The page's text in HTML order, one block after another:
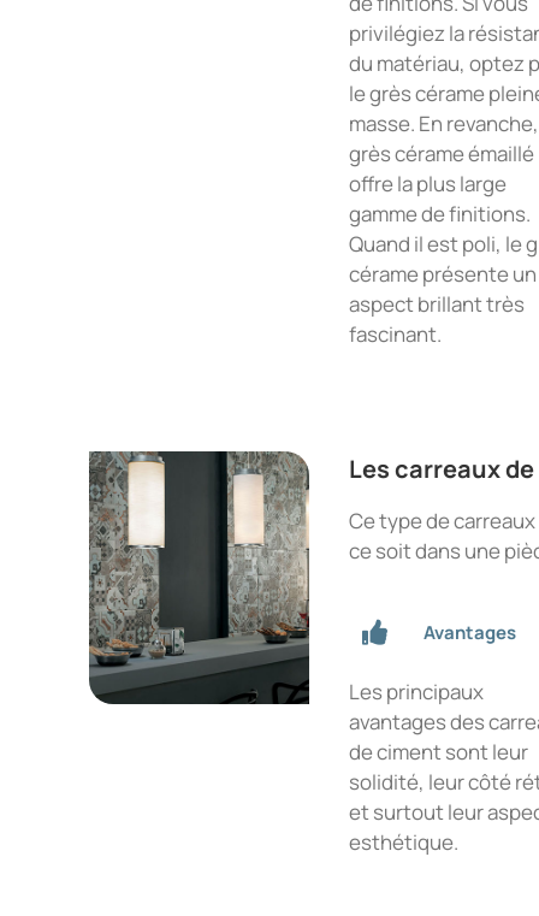
privilégiez la
du matériau, optez
le grès cérame
masse. En
grès cérame émaillé
offre la plus large
gamme de finitions.
Quand il est poli, le
cérame présente un
aspect brillant très
fascinant.
Les carreaux
Ce type de
ce soit dans une
Avantages
Les principaux
avantages des
de ciment sont leur
solidité, leur côté
et surtout leur
esthétique.